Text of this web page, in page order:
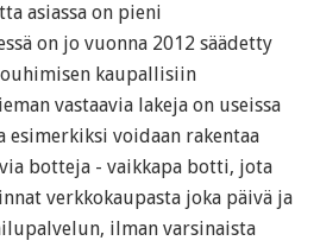
asiassa on pieni
on jo vuonna 2012 säädetty
kaupallisiin
vastaavia lakeja on useissa
esimerkiksi voidaan rakentaa
botteja - vaikkapa botti, jota
verkkokaupasta joka päivä ja
ilman varsinaista